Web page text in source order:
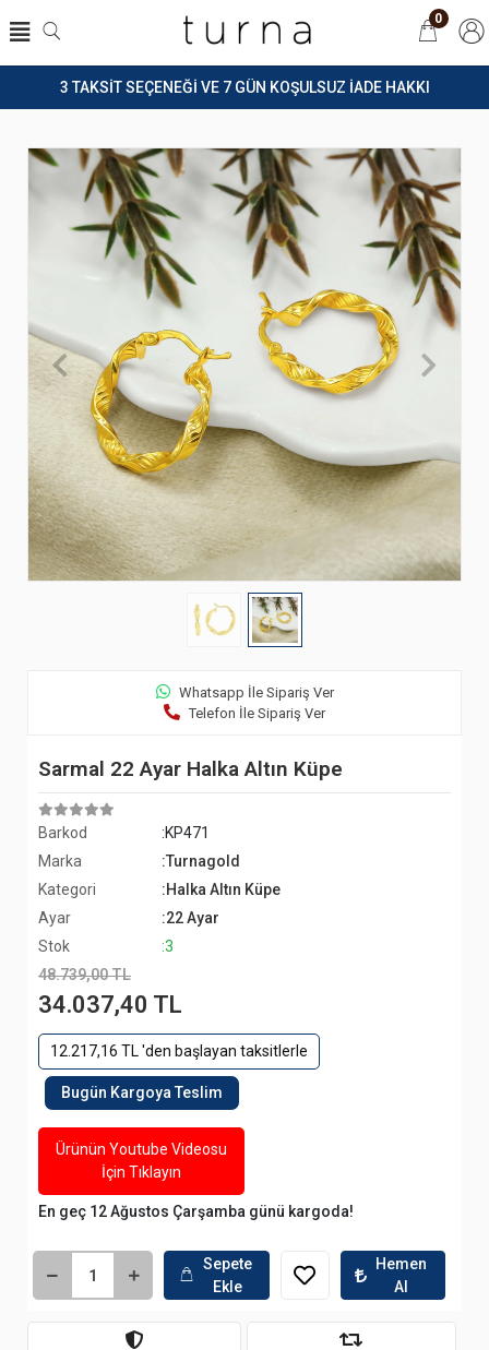
3 TAKSİT SEÇENEĞİ VE 7 GÜN KOŞULSUZ İADE HAKKI
0
Whatsapp İle Sipariş Ver
Telefon İle Sipariş Ver
Sarmal 22 Ayar Halka Altın Küpe
Barkod
:KP471
Marka
:Turnagold
Kategori
:Halka Altın Küpe
Ayar
:22 Ayar
Stok
:3
48.739,00 TL
34.037,40 TL
12.217,16 TL 'den başlayan taksitlerle
Bugün Kargoya Teslim
Ürünün Youtube Videosu
İçin Tıklayın
En geç 12 Ağustos Çarşamba günü kargoda!
Sepete
Ekle
Hemen
Al